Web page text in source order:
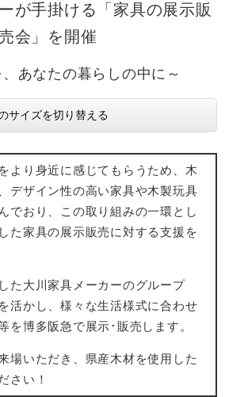
が手掛ける「家具の展示販
会」を開催
あなたの暮らしの中に～
サイズを切り替える
より身近に感じてもらうため、木
デザイン性の高い家具や木製玩具
でおり、この取り組みの一環とし
た家具の展示販売に対する支援を
た大川家具メーカーのグループ
活かし、様々な生活様式に合わせ
を博多阪急で展示･販売します。
場いただき、県産木材を使用した
さい！